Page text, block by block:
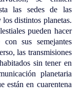
las sedes de las
los distintos planetas.
pueden hacer
sus semejantes
las transmisiones
sin tener en
planetaria
están en cuarentena